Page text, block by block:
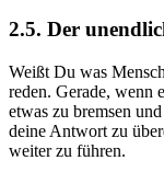
2.5. Der
Weißt Du was
reden. Gerade, wenn
etwas zu bremsen
deine Antwort zu
weiter zu führen.